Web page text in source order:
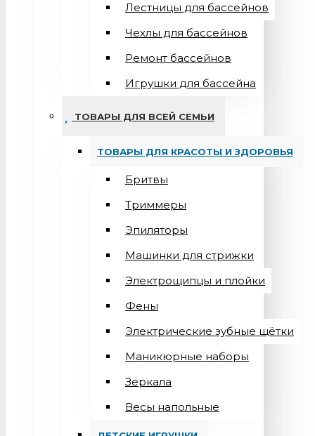
Лестницы для бассейнов
Чехлы для бассейнов
Ремонт бассейнов
Игрушки для бассейна
ТОВАРЫ ДЛЯ ВСЕЙ СЕМЬИ
ТОВАРЫ ДЛЯ КРАСОТЫ И ЗДОРОВЬЯ
Бритвы
Триммеры
Эпиляторы
Машинки для стрижки
Электрощипцы и плойки
Фены
Электрические зубные щётки
Маникюрные наборы
Зеркала
Весы напольные